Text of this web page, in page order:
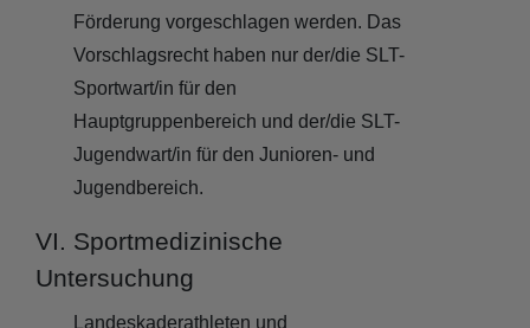
Förderung vorgeschlagen werden. Das
Vorschlagsrecht haben nur der/die SLT-
Sportwart/in für den
Hauptgruppenbereich und der/die SLT-
Jugendwart/in für den Junioren- und
Jugendbereich.
VI. Sportmedizinische
Untersuchung
Landeskaderathleten und